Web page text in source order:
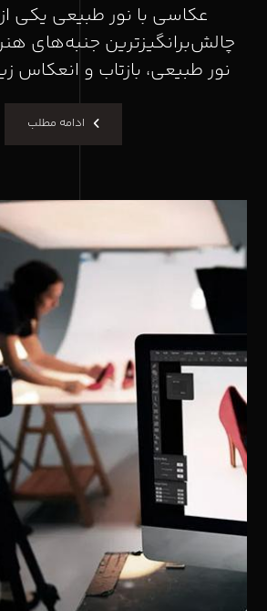
عکاسی با نور طبیعی یکی از
چالش‌برانگیزترین جنبه‌های
نور طبیعی، بازتاب و انعکاس
ادامه مطلب